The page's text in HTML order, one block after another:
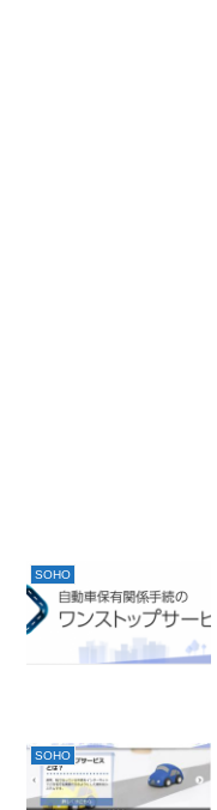
SOHO
SOHO